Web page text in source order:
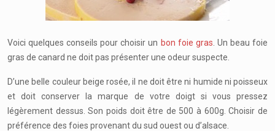
Voici quelques conseils pour choisir un bon foie gras . Un beau foie
gras de canard ne doit pas présenter une odeur suspecte.
D’une belle couleur beige rosée, il ne doit être ni humide ni poisseux
et doit conserver la marque de votre doigt si vous pressez
légèrement dessus. Son poids doit être de 500 à 600g. Choisir de
préférence des foies provenant du sud ouest ou d’alsace.